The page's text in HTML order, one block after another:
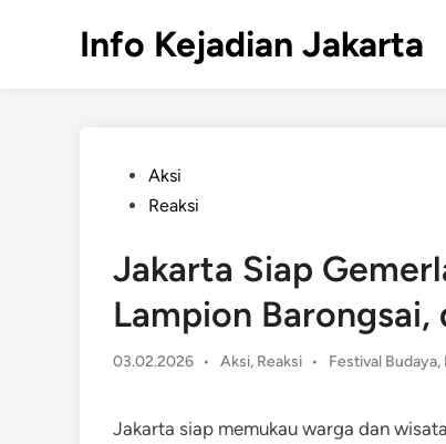
Info Kejadian Jakarta
PostedAksi
Reaksi
Jakarta Siap
Lampion Barongsai,
03.02.2026 •
Posted
Aksi, Reaksi • Festival Budaya,
Jakarta siap memukau warga dan